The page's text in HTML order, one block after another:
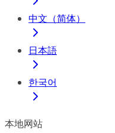
中文（简体）
日本語
한국어
本地网站